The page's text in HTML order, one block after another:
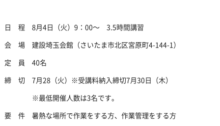
日 程 8月4日（火）9：00～ 3.5時間講習
会 場 建設埼玉会館（さいたま市北区宮原町4-144-1）
定 員 40名
締 切 7月28（火）※受講料納入締切7月30日（木）
※最低開催人数は3名です。
要 件 暑熱な場所で作業をする方、作業管理をする方